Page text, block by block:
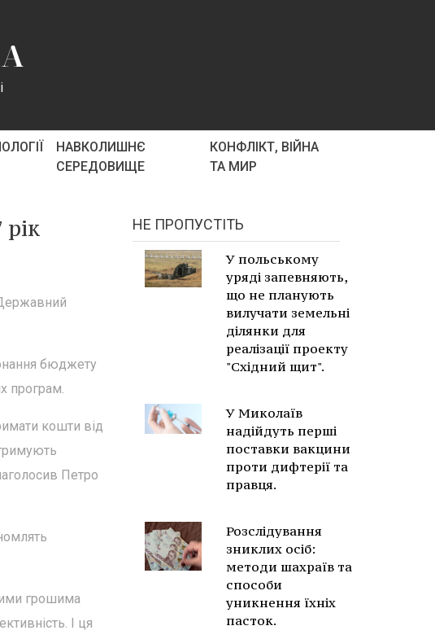
НАВКОЛИШНЄ
СЕРЕДОВИЩЕ
КОНФЛІКТ, ВІЙНА
ТА МИР
бюджету
програм.
кошти від
Петро
грошима
І ця
НЕ ПРОПУСТІТЬ
У польському
уряді запевняють,
що не планують
вилучати земельні
ділянки для
реалізації проекту
"Східний щит".
У Миколаїв
надійдуть перші
поставки вакцини
проти дифтерії та
правця.
Розслідування
зниклих осіб:
методи шахраїв та
способи
уникнення їхніх
пасток.